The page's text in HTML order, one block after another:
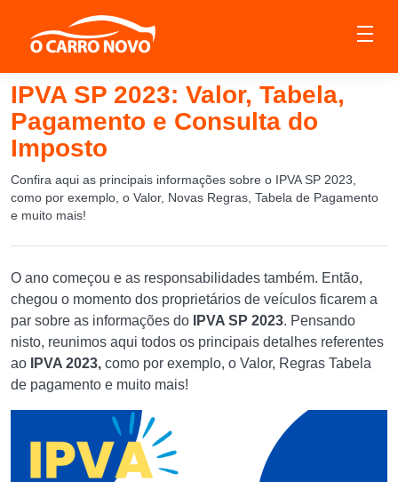
IPVA SP 2023: Valor, Tabela,
Pagamento e Consulta do
Imposto
Confira aqui as principais informações sobre o IPVA SP 2023,
como por exemplo, o Valor, Novas Regras, Tabela de Pagamento
e muito mais!
O ano começou e as responsabilidades também. Então,
chegou o momento dos proprietários de veículos ficarem a
par sobre as informações do
IPVA SP 2023. Pensando
nisto, reunimos aqui todos os principais detalhes referentes
ao
IPVA 2023, como por exemplo, o Valor, Regras Tabela
de pagamento e muito mais!